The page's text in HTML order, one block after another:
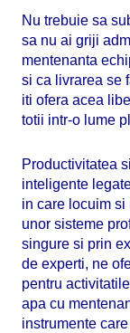
Nu trebuie sa
sa nu ai griji
mentenanta
si ca livrarea se
iti ofera acea
totii intr-o lume
Productivitatea
inteligente
in care locuim si
unor sisteme
singure si prin
de experti, ne
pentru
apa cu
instrumente